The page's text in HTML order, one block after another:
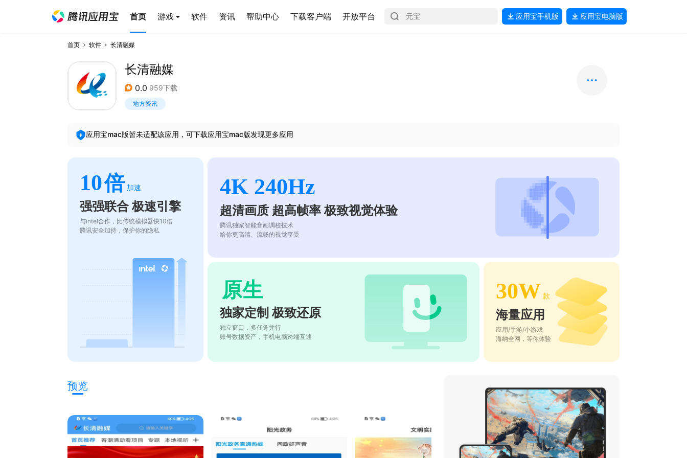
首页 游戏 软件 资讯 帮助中心 下载客户端 开放平台 应用宝手机版 应用宝电脑版
首页 软件 长清融媒
长清融媒
0.0 959下载
地方资讯
应用宝mac版暂未适配该应用，可下载应用宝mac版发现更多应用
10倍 加速
强强联合 极速引擎
与intel合作，比传统模拟器快10倍
腾讯安全加持，保护你的隐私
4K 240Hz
超清画质 超高帧率 极致视觉体验
腾讯独家智能音画调校技术
给你更高清、流畅的视觉享受
原生
独家定制 极致还原
独立窗口，多任务并行
账号数据资产，手机电脑跨端互通
30W 款
海量应用
应用/手游/小游戏
海纳全网，等你体验
预览